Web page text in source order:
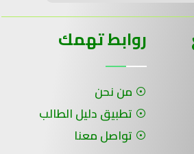
روابط تهمك
من نحن
تطبيق دليل الطالب
تواصل معنا